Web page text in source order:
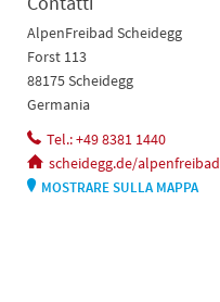
AlpenFreibad Scheidegg
Forst 113
88175 Scheidegg
Germania
Tel.: +49 8381 1440
scheidegg.de/alpenfreibad
MOSTRARE SULLA MAPPA